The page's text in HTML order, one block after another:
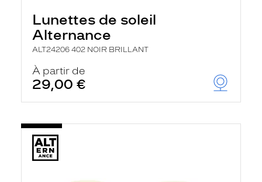
Lunettes de soleil
Alternance
ALT24206 402 NOIR BRILLANT
À partir de
29,00 €